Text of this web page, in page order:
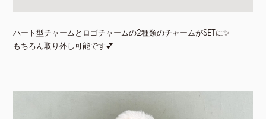
ハート型チャームとロゴチャームの2種類のチャームがSETに✨
もちろん取り外し可能です💕